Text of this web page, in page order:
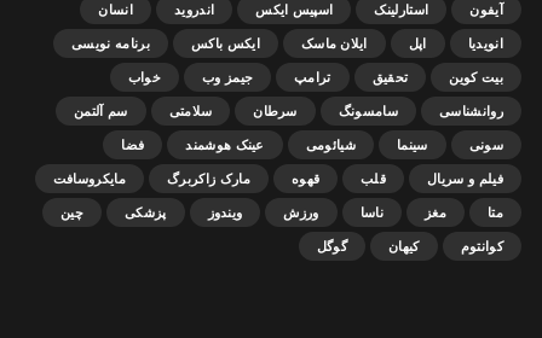
آیفون استارلینک اسپیس ایکس اندروید انسان
انویدیا اپل ایلان ماسک ایکس باکس برنامه نویسی
بیت کوین تحقیق ترامپ جیمز وب خواب
روانشناسی سامسونگ سرطان سلامتی سم آلتمن
سونی سینما شیائومی عینک هوشمند فضا
فیلم و سریال قلب قهوه مارک زاکربرگ مایکروسافت
متا مغز ناسا ورزش ویندوز پزشکی چین
کوانتوم کیهان گوگل